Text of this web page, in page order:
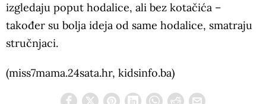
izgledaju poput hodalice, ali bez kotačića –
također su bolja ideja od same hodalice, smatraju
stručnjaci.
(miss7mama.24sata.hr, kidsinfo.ba)